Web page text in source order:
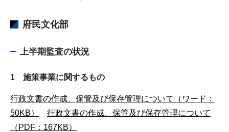
府民文化部
上半期監査の状況
1 施策事業に関するもの
行政文書の作成、保管及び保存管理について（ワード：
50KB）
行政文書の作成、保管及び保存管理について
（PDF：167KB）